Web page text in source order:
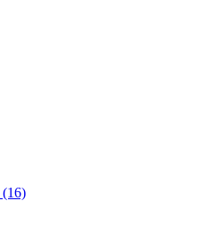
(16)